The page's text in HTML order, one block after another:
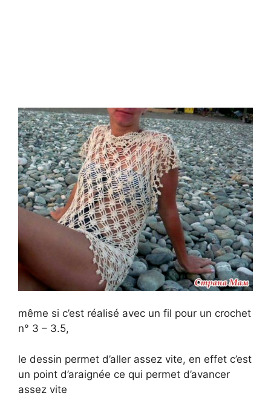
même si c’est réalisé avec un fil pour un crochet
n° 3 – 3.5,
le dessin permet d’aller assez vite, en effet c’est
un point d’araignée ce qui permet d’avancer
assez vite